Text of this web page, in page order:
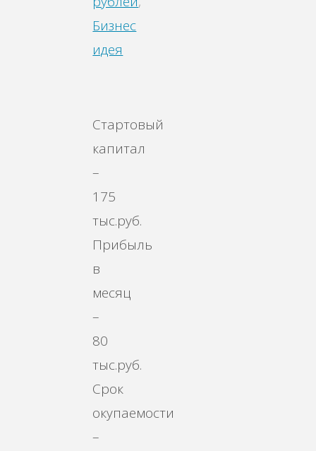
Бизнес
идея
Стартовый
капитал
–
175
тыс.руб.
Прибыль
в
месяц
–
80
тыс.руб.
Срок
окупаемости
–